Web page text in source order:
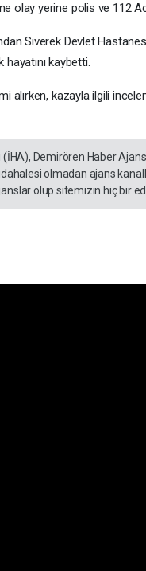
olay yerine polis ve 112
Siverek Devlet
kaybetti.
kazayla ilgili
Demirören Haber
olmadan ajans
olup sitemizin hiç bir